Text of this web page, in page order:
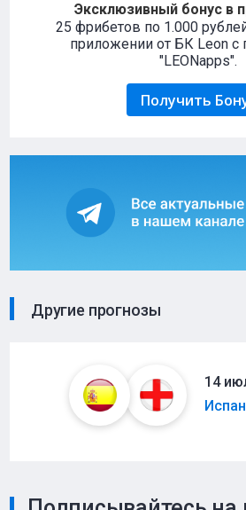
Эксклюзивный бонус в
25 фрибетов по 1.000
приложении от БК Leon
"LEONapps".
Получить
Другие прогнозы
14